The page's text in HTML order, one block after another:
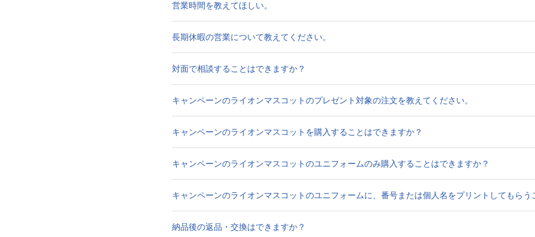
営業時間を教えてほしい。
長期休暇の営業について教えてください。
対面で相談することはできますか？
キャンペーンのライオンマスコットのプレゼント対象の注文を教えてください。
キャンペーンのライオンマスコットを購入することはできますか？
キャンペーンのライオンマスコットのユニフォームのみ購入することはできますか？
キャンペーンのライオンマスコットのユニフォームに、番号または個人名をプリントしてもらう
納品後の返品・交換はできますか？